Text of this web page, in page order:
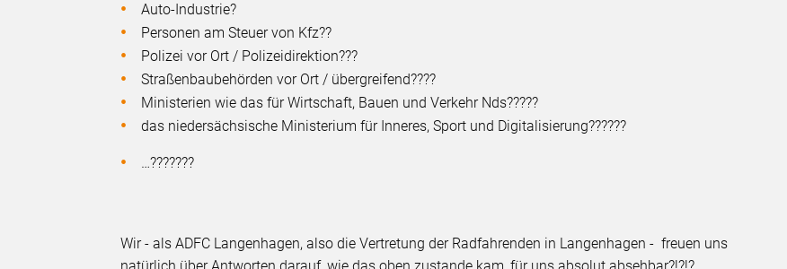
Auto-Industrie?
Personen am Steuer von Kfz??
Polizei vor Ort / Polizeidirektion???
Straßenbaubehörden vor Ort / übergreifend????
Ministerien wie das für Wirtschaft, Bauen und Verkehr Nds?????
das niedersächsische Ministerium für Inneres, Sport und Digitalisierung??????
…???????
Wir - als ADFC Langenhagen, also die Vertretung der Radfahrenden in Langenhagen - freuen uns